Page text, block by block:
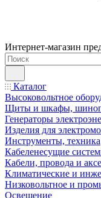
Интернет-магазин
Каталог
Высоковольтное
Щиты и шкафы,
Генераторы
Изделия для
Инструменты, техника
Кабеленесущие
Кабели, провода и
Климатические и
Низковольтное и
Освещение